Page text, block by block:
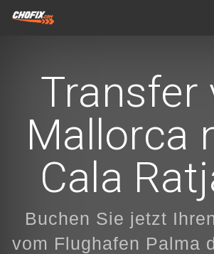
Transfer
Mallorca
Cala
Buchen Sie jetzt
vom Flughafen Palma